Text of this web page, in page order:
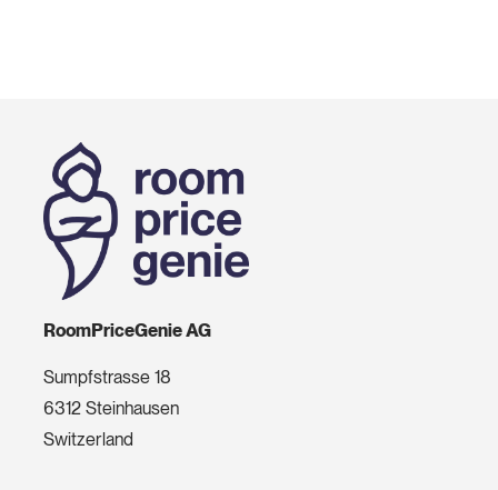
RoomPriceGenie AG
Sumpfstrasse 18
6312 Steinhausen
Switzerland